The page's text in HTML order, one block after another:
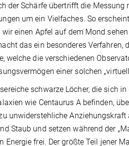
der Schärfe übertrifft die
um ein Vielfaches. So
wir einen Apfel auf dem Mond
das ein besonderes Verfahren,
welche die verschiedenen
einer solchen
schwarze Löcher, die sich
wie Centaurus A befinden,
unwiderstehliche Anziehungskraft
Staub und setzen während der
Energie frei. Der größte Teil jener